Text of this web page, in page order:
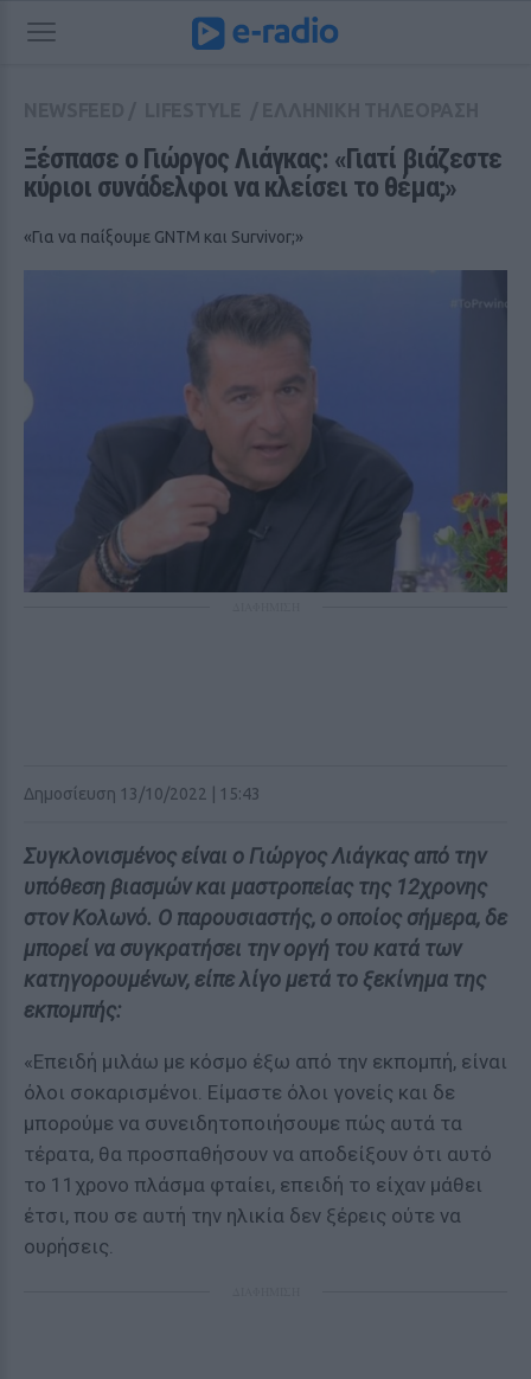
Ξέσπασε ο Γιώργος Λιάγκας: «Γιατί βιάζεστε
κύριοι συνάδελφοι να κλείσει το θέμα;»
«Για να παίξουμε GNTM και Survivor;»
Δημοσίευση 13/10/2022 | 15:43
Συγκλονισμένος είναι ο Γιώργος Λιάγκας από την
υπόθεση βιασμών και μαστροπείας της 12χρονης
στον Κολωνό. Ο παρουσιαστής, ο οποίος σήμερα, δε
μπορεί να συγκρατήσει την οργή του κατά των
κατηγορουμένων, είπε λίγο μετά το ξεκίνημα της
εκπομπής:
«Επειδή μιλάω με κόσμο έξω από την εκπομπή, είναι
όλοι σοκαρισμένοι. Είμαστε όλοι γονείς και δε
μπορούμε να συνειδητοποιήσουμε πώς αυτά τα
τέρατα, θα προσπαθήσουν να αποδείξουν ότι αυτό
το 11χρονο πλάσμα φταίει, επειδή το είχαν μάθει
έτσι, που σε αυτή την ηλικία δεν ξέρεις ούτε να
ουρήσεις.